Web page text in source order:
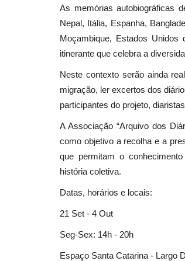
As memórias autobiográficas
Nepal, Itália, Espanha,
Moçambique, Estados
itinerante que celebra a
Neste contexto serão ainda
migração, ler excertos dos
participantes do projeto,
A Associação “Arquivo dos
como objetivo a recolha e a
que permitam o
história coletiva.
Datas, horários e locais:
21 Set - 4 Out
Seg-Sex: 14h - 20h
Espaço Santa Catarina - Largo
Cultura
Art’in Lima 2023
Revista Descla Jul 4, 2023